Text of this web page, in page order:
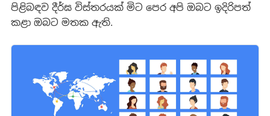
පිළිබඳව දීර්ඝ විස්තරයක් මිට පෙර අපි ඔබට ඉදිරිපත්
කළා ඔබට මතක ඇති.